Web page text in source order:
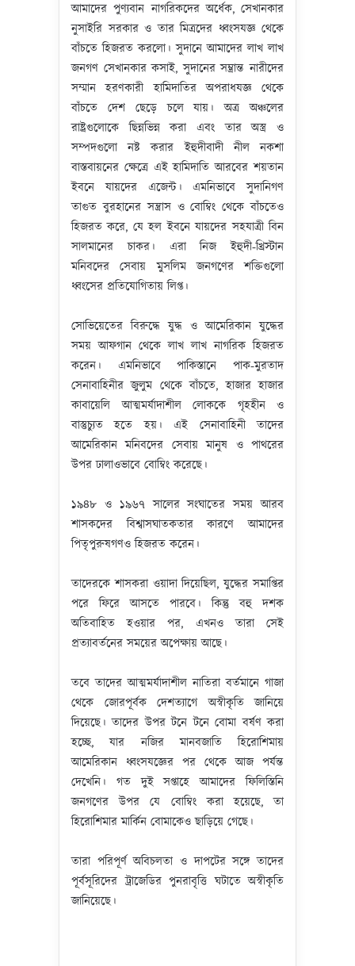
আমাদের পুণ্যবান নাগরিকদের অর্ধেক, সেখানকার
নুসাইরি সরকার ও তার মিত্রদের ধ্বংসযজ্ঞ থেকে
বাঁচতে হিজরত করলো। সুদানে আমাদের লাখ লাখ
জনগণ সেখানকার কসাই, সুদানের সম্ভ্রান্ত নারীদের
সম্মান হরণকারী হামিদাতির অপরাধযজ্ঞ থেকে
বাঁচতে দেশ ছেড়ে চলে যায়। অত্র অঞ্চলের
রাষ্ট্রগুলোকে ছিন্নভিন্ন করা এবং তার অস্ত্র ও
সম্পদগুলো নষ্ট করার ইহুদীবাদী নীল নকশা
বাস্তবায়নের ক্ষেত্রে এই হামিদাতি আরবের শয়তান
ইবনে যায়দের এজেন্ট। এমনিভাবে সুদানিগণ
তাগুত বুরহানের সন্ত্রাস ও বোম্বিং থেকে বাঁচতেও
হিজরত করে, যে হল ইবনে যায়দের সহযাত্রী বিন
সালমানের চাকর। এরা নিজ ইহুদী-খ্রিস্টান
মনিবদের সেবায় মুসলিম জনগণের শক্তিগুলো
ধ্বংসের প্রতিযোগিতায় লিপ্ত।
সোভিয়েতের বিরুদ্ধে যুদ্ধ ও আমেরিকান যুদ্ধের
সময় আফগান থেকে লাখ লাখ নাগরিক হিজরত
করেন। এমনিভাবে পাকিস্তানে পাক-মুরতাদ
সেনাবাহিনীর জুলুম থেকে বাঁচতে, হাজার হাজার
কাবায়েলি আত্মমর্যাদাশীল লোককে গৃহহীন ও
বাস্তুচ্যুত হতে হয়। এই সেনাবাহিনী তাদের
আমেরিকান মনিবদের সেবায় মানুষ ও পাথরের
উপর ঢালাওভাবে বোম্বিং করেছে।
১৯৪৮ ও ১৯৬৭ সালের সংঘাতের সময় আরব
শাসকদের বিশ্বাসঘাতকতার কারণে আমাদের
পিতৃপুরুষগণও হিজরত করেন।
তাদেরকে শাসকরা ওয়াদা দিয়েছিল, ‍যুদ্ধের সমাপ্তির
পরে ফিরে আসতে পারবে। কিন্তু বহু দশক
অতিবাহিত হওয়ার পর, এখনও তারা সেই
প্রত্যাবর্তনের সময়ের অপেক্ষায় আছে।
তবে তাদের আত্মমর্যাদাশীল নাতিরা বর্তমানে গাজা
থেকে জোরপূর্বক দেশত্যাগে অস্বীকৃতি জানিয়ে
দিয়েছে। তাদের উপর টনে টনে বোমা বর্ষণ করা
হচ্ছে, যার নজির মানবজাতি হিরোশিমায়
আমেরিকান ধ্বংসযজ্ঞের পর থেকে আজ পর্যন্ত
দেখেনি। গত দুই সপ্তাহে আমাদের ফিলিস্তিনি
জনগণের উপর যে বোম্বিং করা হয়েছে, তা
হিরোশিমার মার্কিন বোমাকেও ছাড়িয়ে গেছে।
তারা পরিপূর্ণ অবিচলতা ও দাপটের সঙ্গে তাদের
পূর্বসূরিদের ট্রাজেডির পুনরাবৃত্তি ঘটাতে অস্বীকৃতি
জানিয়েছে।